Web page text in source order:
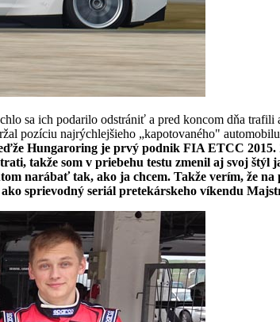
sa ich podarilo odstrániť a pred koncom dňa
pozíciu najrýchlejšieho „kapotovaného"
Hungaroring je prvý podnik FIA ETCC
takže som v priebehu testu zmenil aj svoj
narábať tak, ako ja chcem. Takže verím, že
sprievodný seriál pretekárskeho víkendu